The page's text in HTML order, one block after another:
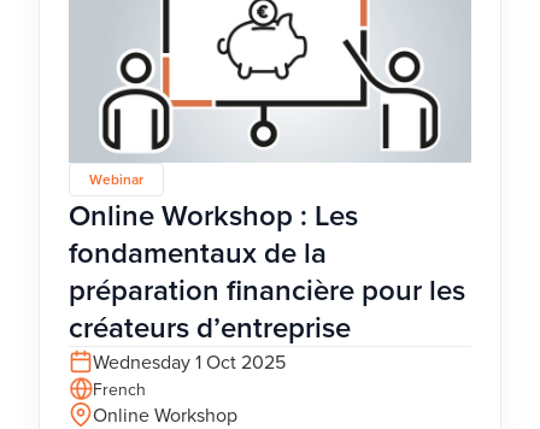
Webinar
Online Workshop : Les
fondamentaux de la
préparation financière pour les
créateurs d’entreprise
Wednesday 1 Oct 2025
French
Online Workshop